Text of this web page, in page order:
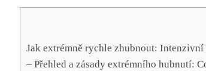
Jak extrémně rychle zhubnout:
– Přehled a zásady extrémního hubnutí: